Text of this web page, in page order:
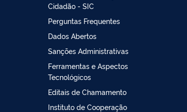
Cidadão - SIC
Perguntas Frequentes
Dados Abertos
Sanções Administrativas
Ferramentas e Aspectos
Tecnológicos
Editais de Chamamento
Instituto de Cooperação